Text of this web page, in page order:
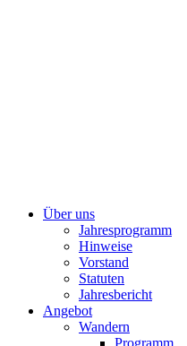
Über uns
Jahresprogramm
Hinweise
Vorstand
Statuten
Jahresbericht
Angebot
Wandern
Programm